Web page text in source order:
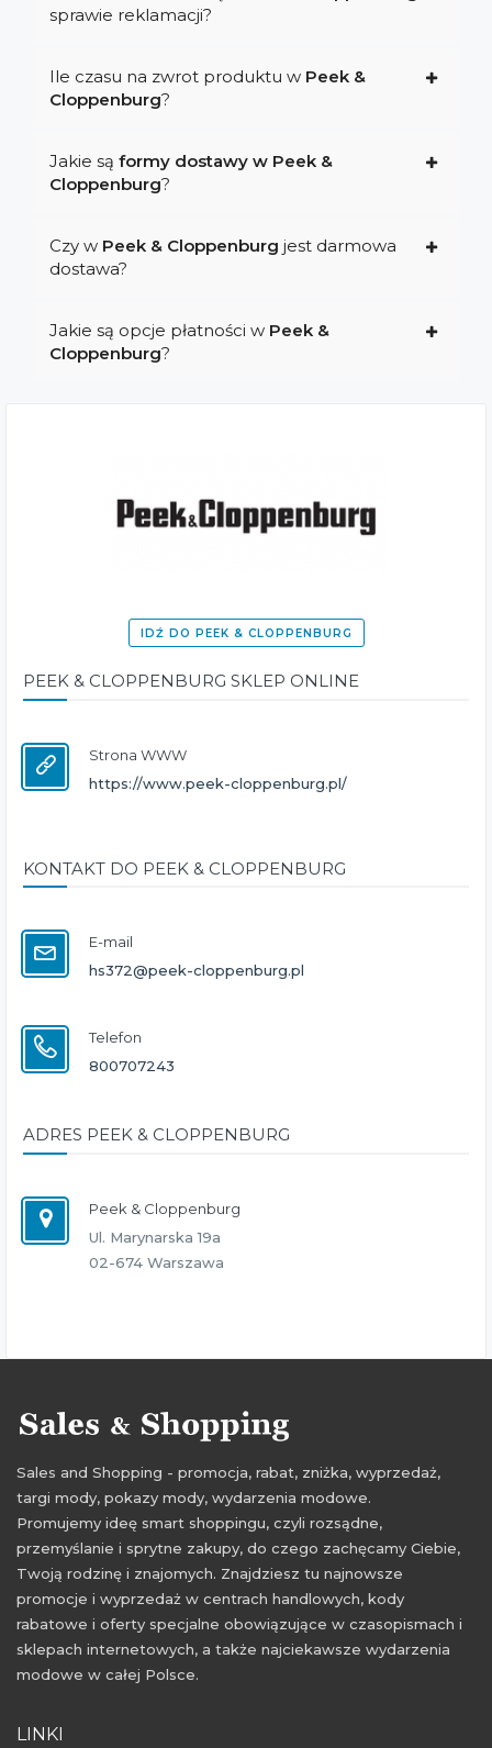
sprawie reklamacji?
Ile czasu na zwrot produktu w Peek &
Cloppenburg?
Jakie są formy dostawy w Peek &
Cloppenburg?
Czy w Peek & Cloppenburg jest darmowa
dostawa?
Jakie są opcje płatności w Peek &
Cloppenburg?
IDŹ DO PEEK & CLOPPENBURG
PEEK & CLOPPENBURG SKLEP ONLINE
Strona WWW
https://www.peek-cloppenburg.pl/
KONTAKT DO PEEK & CLOPPENBURG
E-mail
hs372@peek-cloppenburg.pl
Telefon
800707243
ADRES PEEK & CLOPPENBURG
Peek & Cloppenburg
Ul. Marynarska 19a
02-674 Warszawa
Sales and Shopping - promocja, rabat, zniżka, wyprzedaż,
targi mody, pokazy mody, wydarzenia modowe.
Promujemy ideę smart shoppingu, czyli rozsądne,
przemyślanie i sprytne zakupy, do czego zachęcamy Ciebie,
Twoją rodzinę i znajomych. Znajdziesz tu najnowsze
promocje i wyprzedaż w centrach handlowych, kody
rabatowe i oferty specjalne obowiązujące w czasopismach i
sklepach internetowych, a także najciekawsze wydarzenia
modowe w całej Polsce.
LINKI